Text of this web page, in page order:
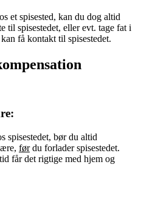
et spisested, kan du dog altid
til spisestedet, eller evt. tage fat i
få kontakt til spisestedet.
spisestedet, bør du altid
førdu forlader spisestedet.
får det rigtige med hjem og